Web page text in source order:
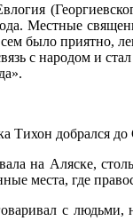
Местные
было приятно,
с народом и
Тихон добрался
на Аляске,
места, где
с